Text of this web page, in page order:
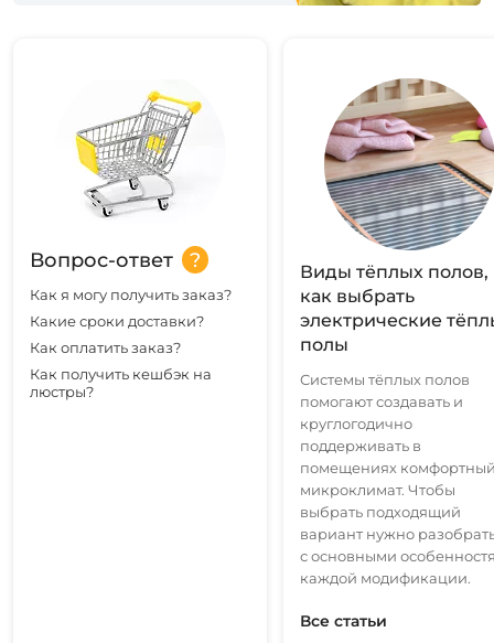
Вопрос-ответ
Как я могу получить заказ?
Какие сроки доставки?
Как оплатить заказ?
Как получить кешбэк на
люстры?
Виды тёплых полов,
как выбрать
электрические
полы
Системы тёплых полов
помогают создавать и
круглогодично
поддерживать в
помещениях
микроклимат. Чтобы
выбрать подходящий
вариант нужно
с основными
каждой модификации.
Все статьи